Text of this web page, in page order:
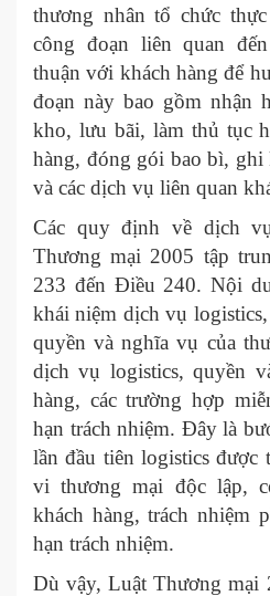
thương nhân tổ chức
công đoạn liên quan
thuận với khách hàng để
đoạn này bao gồm nhận
kho, lưu bãi, làm thủ tục
hàng, đóng gói bao bì, ghi
và các dịch vụ liên quan
Các quy định về dịch
Thương mại 2005 tập
233 đến Điều 240. Nội
khái niệm dịch vụ
quyền và nghĩa vụ của
dịch vụ logistics, quyền
hàng, các trường hợp
hạn trách nhiệm. Đây là
lần đầu tiên logistics được
vi thương mại độc lập,
khách hàng, trách nhiệm
hạn trách nhiệm.
Dù vậy, Luật Thương mại